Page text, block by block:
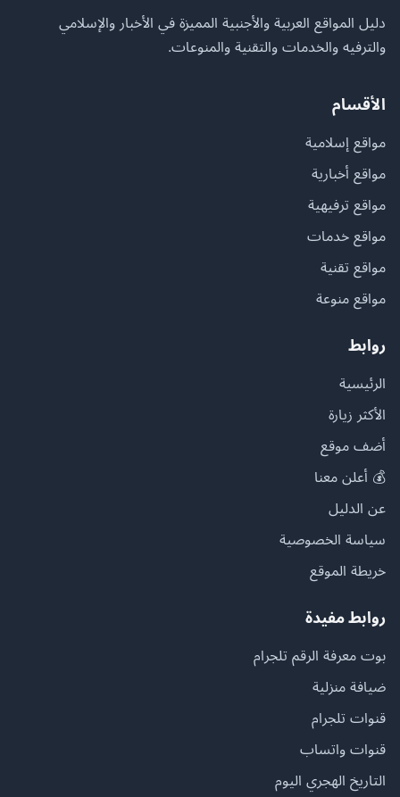
دليل المواقع العربية والأجنبية المميزة في الأخبار والإسلامي
والترفيه والخدمات والتقنية والمنوعات.
الأقسام
مواقع إسلامية
مواقع أخبارية
مواقع ترفيهية
مواقع خدمات
مواقع تقنية
مواقع منوعة
روابط
الرئيسية
الأكثر زيارة
أضف موقع
💰 أعلن معنا
عن الدليل
سياسة الخصوصية
خريطة الموقع
روابط مفيدة
بوت معرفة الرقم تلجرام
ضيافة منزلية
قنوات تلجرام
قنوات واتساب
التاريخ الهجري اليوم